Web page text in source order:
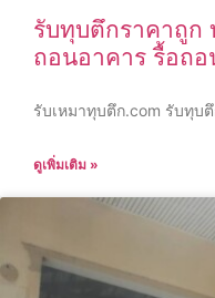
รับทุบตึกราคาถูก
ถอนอาคาร รื้อถ
รับเหมาทุบตึก.com รับทุบ
ดูเพิ่มเติม »